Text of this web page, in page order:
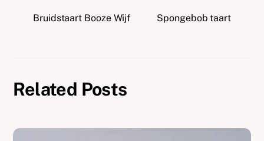
Bruidstaart Booze Wijf Spongebob taart
Related Posts